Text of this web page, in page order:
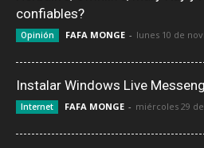
confiables?
Opinión FAFA MONGE - lunes 10 de
Instalar Windows Live
Internet FAFA MONGE - miércoles 29